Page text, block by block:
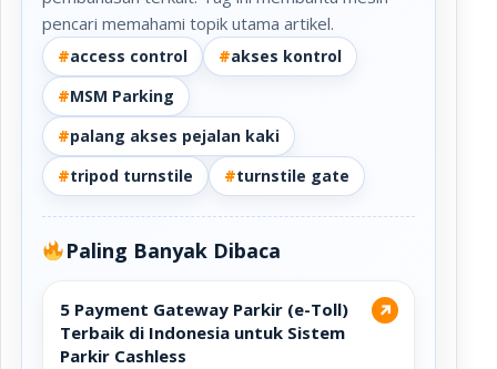
pencari memahami topik utama artikel.
#access control #akses kontrol
#MSM Parking
#palang akses pejalan kaki
#tripod turnstile #turnstile gate
Paling Banyak Dibaca
↗
5 Payment Gateway Parkir (e-Toll)
Terbaik di Indonesia untuk Sistem
Parkir Cashless